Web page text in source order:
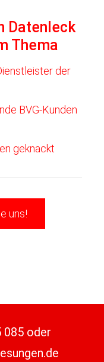
Datenleck
Thema
der
BVG-Kunden
geknackt
uns!
085 oder